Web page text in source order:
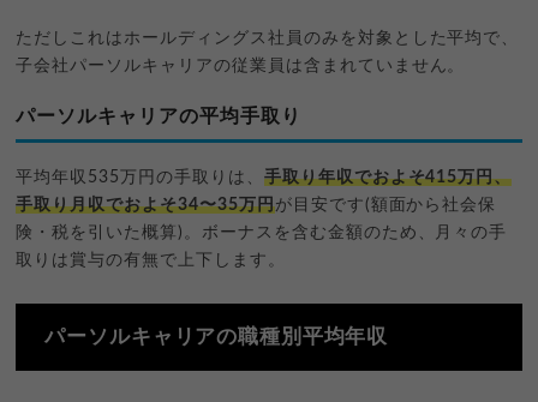
ただしこれはホールディングス社員のみを対象とした平均で、
子会社パーソルキャリアの従業員は含まれていません。
パーソルキャリアの平均手取り
平均年収535万円の手取りは、 手取り年収でおよそ415万円、
手取り月収でおよそ34〜35万円が目安です(額面から社会保
険・税を引いた概算)。ボーナスを含む金額のため、月々の手
取りは賞与の有無で上下します。
パーソルキャリアの職種別平均年収